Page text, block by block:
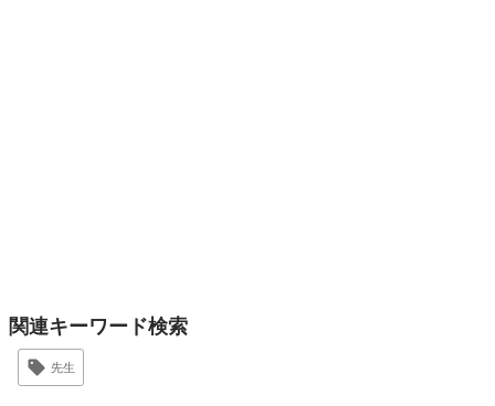
関連キーワード検索
先生